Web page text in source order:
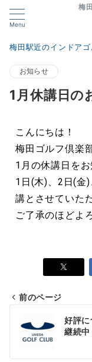
Menu
梅
梅田駅近のインドア
お知らせ
1月休講日の
こんにちは！
梅田ゴルフ倶楽
1月の休講日をお
1日(木)、2日(金
講とさせていた
ご了承のほどよ
前のページ
好評
継続中